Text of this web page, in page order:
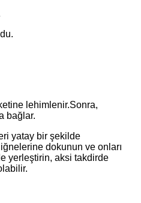
lehimlenir.Sonra,
bağlar.
yatay bir şekilde
dokunun ve onları
yerleştirin, aksi takdirde